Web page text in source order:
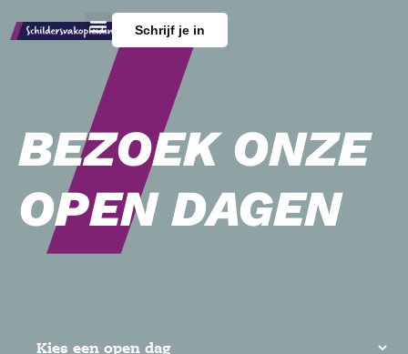
Schrijf je in
BEZOEK ONZE
OPEN DAGEN